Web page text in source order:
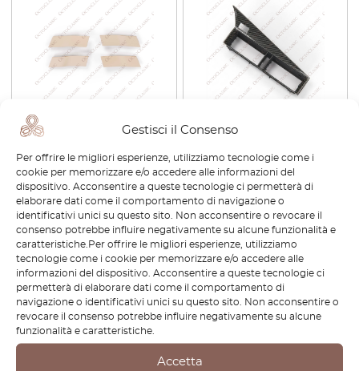
Gestisci il Consenso
Per offrire le migliori esperienze, utilizziamo tecnologie come i
cookie per memorizzare e/o accedere alle informazioni del
dispositivo. Acconsentire a queste tecnologie ci permetterà di
elaborare dati come il comportamento di navigazione o
identificativi unici su questo sito. Non acconsentire o revocare il
consenso potrebbe influire negativamente su alcune funzionalità e
caratteristiche.Per offrire le migliori esperienze, utilizziamo
tecnologie come i cookie per memorizzare e/o accedere alle
informazioni del dispositivo. Acconsentire a queste tecnologie ci
permetterà di elaborare dati come il comportamento di
navigazione o identificativi unici su questo sito. Non acconsentire o
revocare il consenso potrebbe influire negativamente su alcune
funzionalità e caratteristiche.
Accetta
Set di copriviti per
Mercedes SL R129, guida a
sinistra o a destra, tutti i
colori, A1296890167 /
A1296890267
€42,00
Visualizza prodotto
Alloggiamento griglia di
di carbonio per Mercedes
W201, guida a sinistra o a
destra, 3 versioni,
A2018300765
€426,00
Visualizza prodotto
-30%